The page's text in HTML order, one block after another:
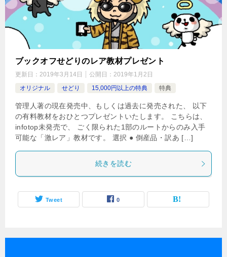
ブックオフせどりのレア教材プレゼント
更新日： 2019年3月14日 公開日： 2019年1月2日
オリジナル
せどり 15,000円以上の特典 特典
管理人著の現在発売中、もしくは過去に発売された、 以下
の有料教材をおひとつプレゼントいたします。 こちらは、
infotop未発売で、 ごく限られた1部のルートからのみ入手
可能な「激レア」教材です。 選択 ● 倒産品・訳あ […]
続きを読む
Tweet 0